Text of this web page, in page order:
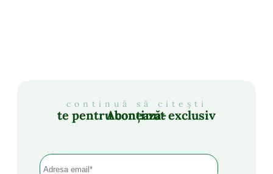
continuă să citești
Abonează-te pentru conținut exclusiv